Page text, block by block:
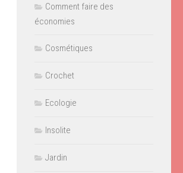
Comment faire des
économies
Cosmétiques
Crochet
Ecologie
Insolite
Jardin